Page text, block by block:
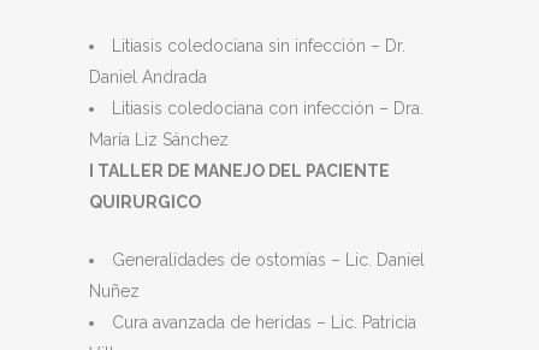
Litiasis coledociana sin infección – Dr.
Daniel Andrada
Litiasis coledociana con infección – Dra.
María Liz Sánchez
I TALLER DE MANEJO DEL PACIENTE
QUIRURGICO
Generalidades de ostomías – Lic. Daniel
Nuñez
Cura avanzada de heridas – Lic. Patricia